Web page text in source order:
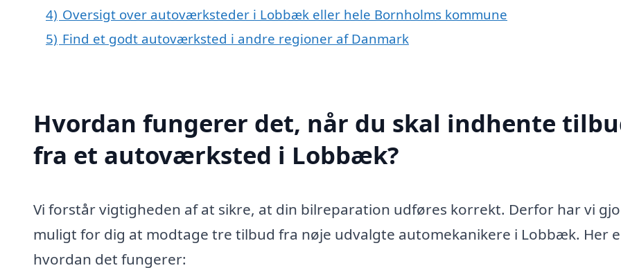
4) Oversigt over autoværksteder i Lobbæk eller hele Bornholms kommune
5) Find et godt autoværksted i andre regioner af Danmark
Hvordan fungerer det, når du skal indhente
fra et autoværksted i Lobbæk?
Vi forstår vigtigheden af at sikre, at din bilreparation udføres korrekt. Derfor har vi
muligt for dig at modtage tre tilbud fra nøje udvalgte automekanikere i Lobbæk. Her
hvordan det fungerer: